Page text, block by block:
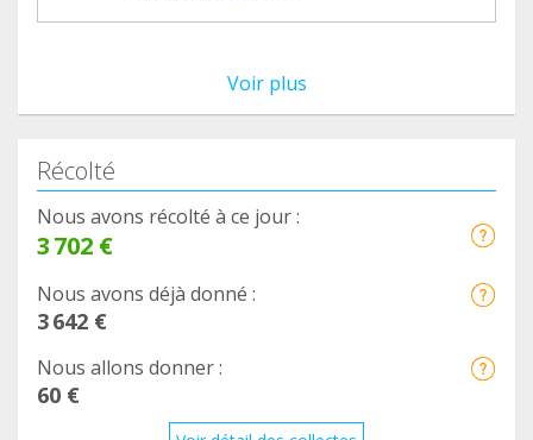
Voir plus
Récolté
Nous avons récolté à ce jour :
3 702 €
Nous avons déjà donné :
3 642 €
Nous allons donner :
60 €